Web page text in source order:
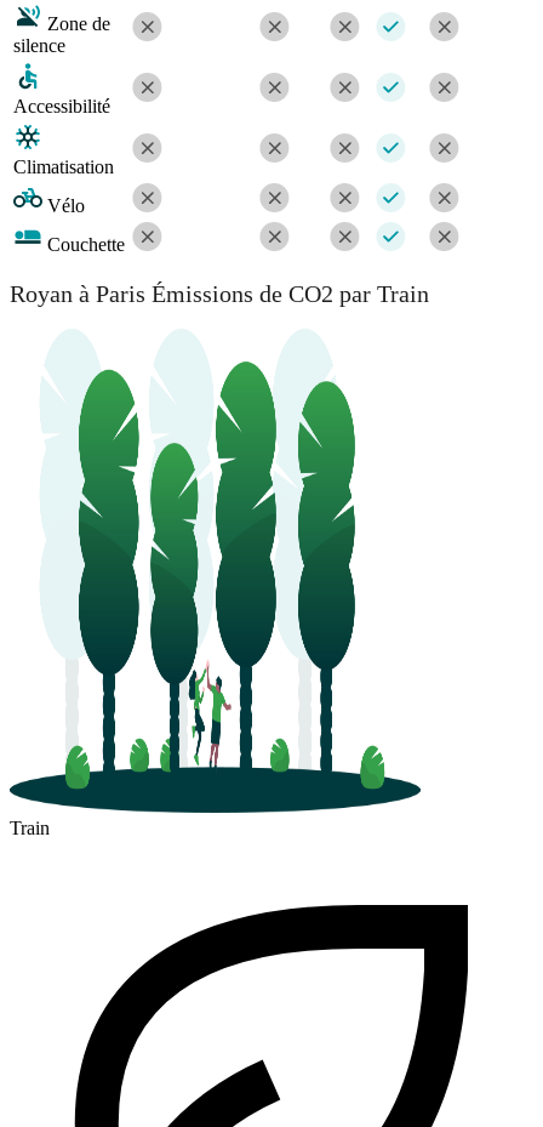
Zone de
silence
Accessibilité
Climatisation
Vélo
Couchette
Royan à Paris Émissions de CO2 par Train
Train